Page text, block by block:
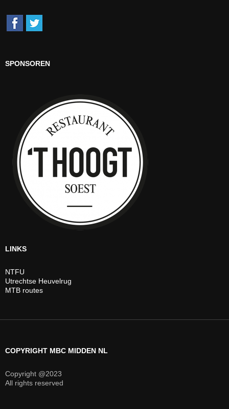
SPONSOREN
LINKS
NTFU
Utrechtse Heuvelrug
MTB routes
COPYRIGHT MBC MIDDEN NL
Copyright @2023
All rights reserved